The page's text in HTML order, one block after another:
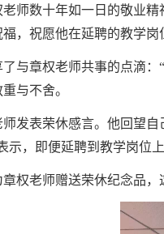
师数十年如一日的敬业精
，祝愿他在延聘的教学岗
与章权老师共事的点滴：
与不舍。
发表荣休感言。他回望
示，即便延聘到教学岗位
权老师赠送荣休纪念品，